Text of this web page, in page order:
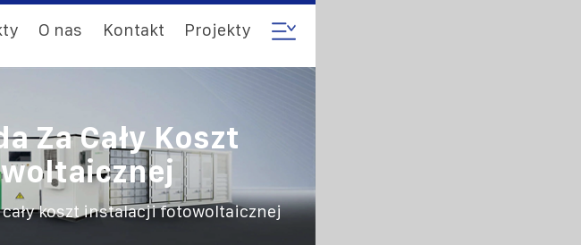
O nas Kontakt Projekty
Za Cały Koszt
koszt instalacji fotowoltaicznej